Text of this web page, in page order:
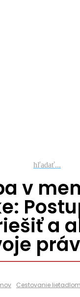
hľadať...
v
a
Cestovanie lietadlom